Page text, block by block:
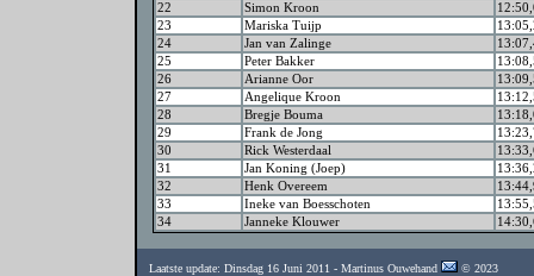
22
Simon Kroon
23
Mariska Tuijp
24
Jan van Zalinge
25
Peter Bakker
26
Arianne Oor
27
Angelique Kroon
28
Bregje Bouma
29
Frank de Jong
30
Rick Westerdaal
31
Jan Koning (Joep)
32
Henk Overeem
33
Ineke van Boesschoten
34
Janneke Klouwer
Laatste update: Dinsdag 16 Juni 2011 - Martinus Ouwehand © 2023